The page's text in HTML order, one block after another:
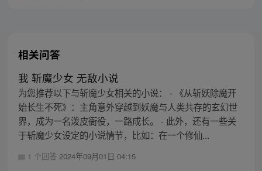
相关问答
我 斩魔少女 无敌小说
为您推荐以下与斩魔少女相关的小说： - 《从斩妖除魔开
始长生不死》：主角意外穿越到妖魔与人类共存的玄幻世
界，成为一名泼皮衙役，一路成长。 - 此外，还有一些关
于斩魔少女设定的小说情节，比如：在一个修仙...
1 个回答 2024年09月01日 04:15